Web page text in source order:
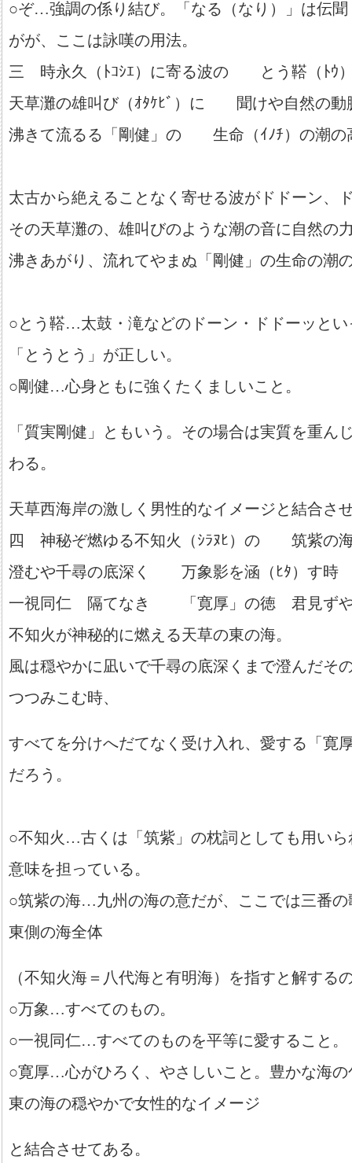
○ぞ…強調の係り結び。「なる（なり）」は伝
がが、ここは詠嘆の用法。
三 時永久（ﾄｺｼｴ）に寄る波の とう鞳（ﾄｳ）
天草灘の雄叫び（ｵﾀｹﾋﾞ）に 聞けや自然の動
沸きて流るる「剛健」の 生命（ｲﾉﾁ）の潮の
太古から絶えることなく寄せる波がドドーン、
その天草灘の、雄叫びのような潮の音に自然の
沸きあがり、流れてやまぬ「剛健」の生命の潮
○とう鞳…太鼓・滝などのドーン・ドドーッと
「とうとう」が正しい。
○剛健…心身ともに強くたくましいこと。
「質実剛健」ともいう。その場合は実質を重ん
わる。
天草西海岸の激しく男性的なイメージと結合さ
四 神秘ぞ燃ゆる不知火（ｼﾗﾇﾋ）の 筑紫の海
澄むや千尋の底深く 万象影を涵（ﾋﾀ）す時
一視同仁 隔てなき 「寛厚」の徳 君見ず
不知火が神秘的に燃える天草の東の海。
風は穏やかに凪いで千尋の底深くまで澄んだそ
つつみこむ時、
すべてを分けへだてなく受け入れ、愛する「寛
だろう。
○不知火…古くは「筑紫」の枕詞としても用い
意味を担っている。
○筑紫の海…九州の海の意だが、ここでは三番
東側の海全体
（不知火海＝八代海と有明海）を指すと解する
○万象…すべてのもの。
○一視同仁…すべてのものを平等に愛すること。
○寛厚…心がひろく、やさしいこと。豊かな海
東の海の穏やかで女性的なイメージ
と結合させてある。